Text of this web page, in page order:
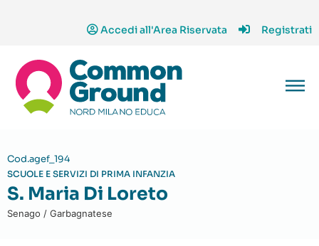
Accedi all'Area Riservata Registrati
Cod.agef_194
SCUOLE E SERVIZI DI PRIMA INFANZIA
S. Maria Di Loreto
Senago / Garbagnatese